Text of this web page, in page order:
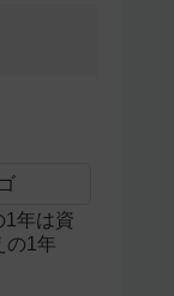
1年は資
の1年